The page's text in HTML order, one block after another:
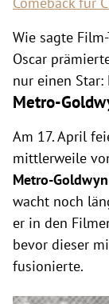
Wie sagte
Oscar
nur einen Star:
Metro-
Am 17. April
mittlerweile
Metro-
wacht noch
er in den
bevor dieser
fusionierte.